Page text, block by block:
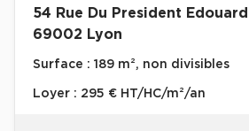
54 Rue Du President
69002 Lyon
Surface : 189 m², non divisibles
Loyer : 295 € HT/HC/m²/an